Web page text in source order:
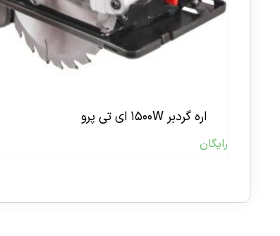
اره گردبر ۱۵۰۰W ای تی پرو
رایگان